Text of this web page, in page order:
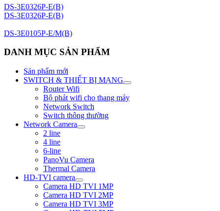
DS-3E0326P-E(B)
DS-3E0326P-E(B)
DS-3E0105P-E/M(B)
DANH MỤC SẢN PHẨM
Sản phẩm mới
SWITCH & THIẾT BỊ MẠNG
Router Wifi
Bộ phát wifi cho thang máy
Network Switch
Switch thông thường
Network Camera
2 line
4 line
6-line
PanoVu Camera
Thermal Camera
HD-TVI camera
Camera HD TVI 1MP
Camera HD TVI 2MP
Camera HD TVI 3MP